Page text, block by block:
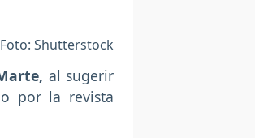
Shutterstock
al sugerir
por la revista